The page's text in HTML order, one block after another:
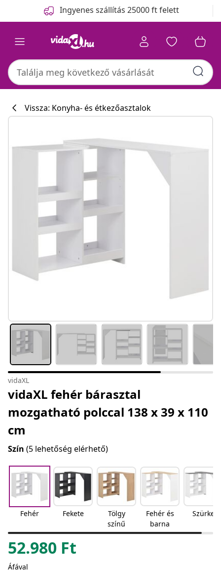
Ingyenes szállítás 25000 ft felett
Vissza: Konyha- és étkezőasztalok
vidaXL
vidaXL fehér bárasztal
mozgatható polccal 138 x 39 x 110
cm
Szín (5 lehetőség elérhető)
Fehér Fekete
Tölgy
színű
Fehér és
barna
Szürke
52.980 Ft
Áfával